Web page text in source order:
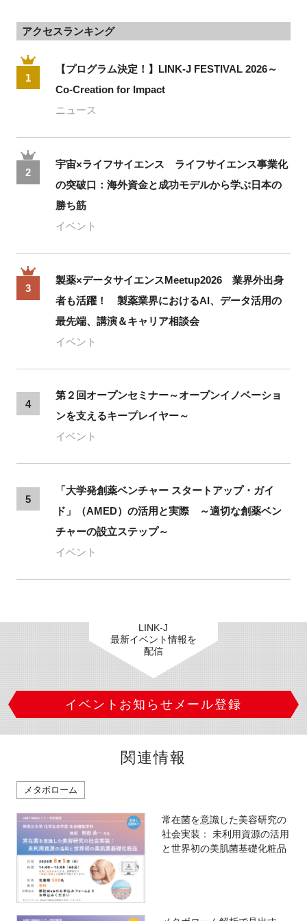
アクセスランキング
1
【プログラム決定！】LINK-J FESTIVAL 2026～
Co-Creation for Impact
ニュース
2
宇宙×ライフサイエンス ライフサイエンス事業化
の突破口：海外資金と成功モデルから学ぶ日本の
勝ち筋
イベント
3
製薬×データサイエンスMeetup2026 業界外出身
者も活躍！ 製薬業界におけるAI、データ活用の
最先端、講演＆キャリア相談会
イベント
4
第２回オープンセミナー～オープンイノベーショ
ンを支えるキープレイヤー～
イベント
5
「大学発創薬ベンチャー スタートアップ・ガイ
ド」（AMED）の活用と実際 ～適切な創薬ベン
チャーの設立ステップ～
イベント
LINK-J
最新イベント情報を
配信
イベントお知らせメール登録
関連情報
メタボローム
常在菌を意識した美容研究の
社会実装： 未利用資源の活用
と世界初の美肌菌基礎化粧品